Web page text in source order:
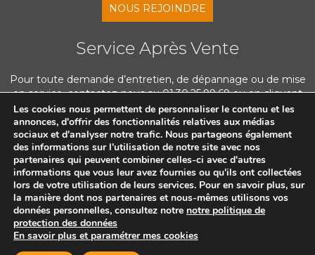
NOUS REJOINDRE
Service Après Vente
Pour toute demande d’entretien, de dépannage ou de mise
en service, contactez-nous au 01.30.25.99.69 ou en cliquant
ci-dessous
NOUS CONTACTER
©APIC SAS 2025 -Mentions légales
personnelles-Formulaire de rétractation
Les cookies nous permettent de personnaliser le contenu et les
annonces, d'offrir des fonctionnalités relatives aux médias
sociaux et d'analyser notre trafic. Nous partageons également
des informations sur l'utilisation de notre site avec nos
partenaires qui peuvent combiner celles-ci avec d'autres
informations que vous leur avez fournies ou qu'ils ont collectées
lors de votre utilisation de leurs services. Pour en savoir plus, sur
la manière dont nos partenaires et nous-mêmes utilisons vos
données personnelles, consultez notre notre politique de
protection des données
En savoir plus et paramétrer mes cookies